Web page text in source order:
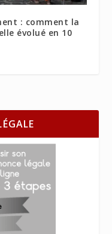
: comment la
évolué en 10